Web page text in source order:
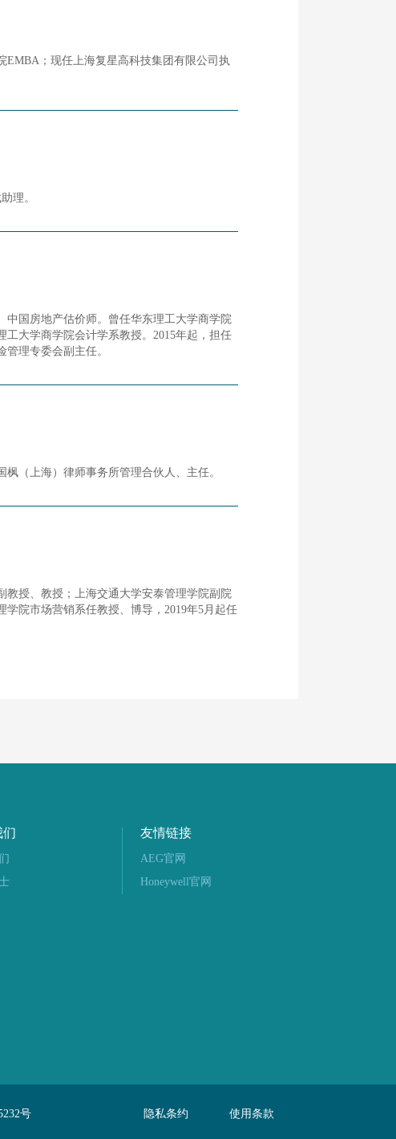
EMBA；现任上海复星高科技集团有限公司执
理。
中国房地产估价师。曾任华东理工大学商学院
大学商学院会计学系教授。2015年起，担任
理专委会副主任。
（上海）律师事务所管理合伙人、主任。
教授、教授；上海交通大学安泰管理学院副院
院市场营销系任教授、博导，2019年5月起任
友情链接
AEG官网
Honeywell官网
号 隐私条约 使用条款